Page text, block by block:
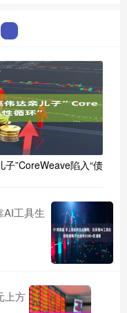
”CoreWeave陷入“债
AI工具生
上方